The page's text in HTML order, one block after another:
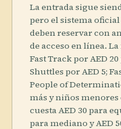
La entrada sigue
pero el sistema
deben reservar con
de acceso en línea.
Fast Track por AED
Shuttles por AED 5;
People of
más y niños menores
cuesta AED 30 para
para mediano y AED